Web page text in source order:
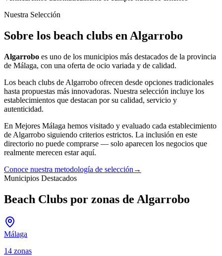
Nuestra Selección
Sobre los beach clubs en Algarrobo
Algarrobo es uno de los municipios más destacados de la provincia
de Málaga, con una oferta de ocio variada y de calidad.
Los beach clubs de Algarrobo ofrecen desde opciones tradicionales
hasta propuestas más innovadoras. Nuestra selección incluye los
establecimientos que destacan por su calidad, servicio y
autenticidad.
En Mejores Málaga hemos visitado y evaluado cada establecimiento
de Algarrobo siguiendo criterios estrictos. La inclusión en este
directorio no puede comprarse — solo aparecen los negocios que
realmente merecen estar aquí.
Conoce nuestra metodología de selección →
Municipios Destacados
Beach Clubs por zonas de Algarrobo
Málaga
14 zonas